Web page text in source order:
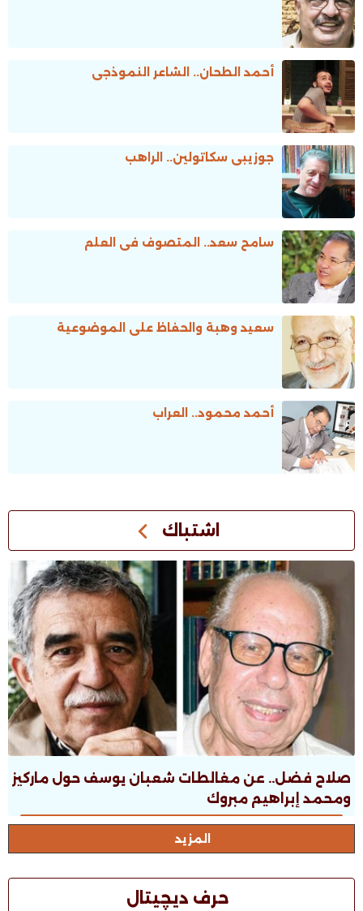
أحمد الطحان.. الشاعر النموذجى
جوزيبى سكاتولين.. الراهب
سامح سعد.. المتصوف فى العلم
سعيد وهبة والحفاظ على الموضوعية
أحمد محمود.. العراب
اشتباك
صلاح فضل.. عن مغالطات شعبان يوسف حول ماركيز
ومحمد إبراهيم مبروك
المزيد
حرف ديچيتال